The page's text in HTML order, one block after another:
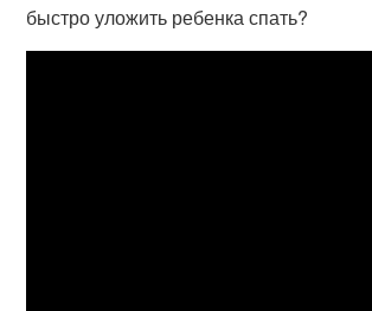
быстро уложить ребенка спать?